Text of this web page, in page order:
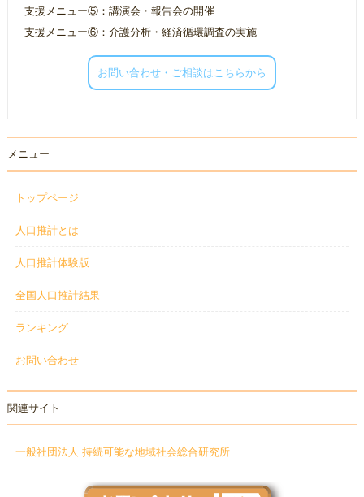
支援メニュー⑤：講演会・報告会の開催
支援メニュー⑥：介護分析・経済循環調査の実施
お問い合わせ・ご相談はこちらから
メニュー
トップページ
人口推計とは
人口推計体験版
全国人口推計結果
ランキング
お問い合わせ
関連サイト
一般社団法人 持続可能な地域社会総合研究所